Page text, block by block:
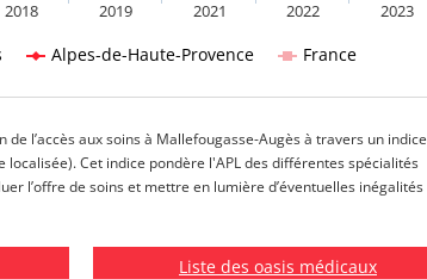
Alpes-de-Haute-Provence France
2018 2019 2021 2022 2023
l’accès aux soins à Mallefougasse-Augès à travers un indice
localisée). Cet indice pondère l'APL des différentes spécialités
l’offre de soins et mettre en lumière d’éventuelles inégalités
Liste des oasis médicaux